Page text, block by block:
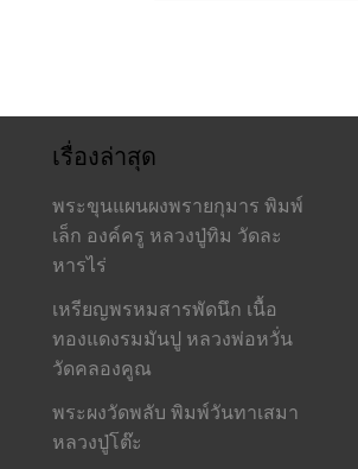
เรื่องล่าสุด
พระขุนแผนผงพรายกุมาร พิมพ์
เล็ก องค์ครู หลวงปู่ทิม วัดละ
หารไร่
เหรียญพรหมสารพัดนึก เนื้อ
ทองแดงรมมันปู หลวงพ่อหวั่น
วัดคลองคูณ
พระผงวัดพลับ พิมพ์วันทาเสมา
หลวงปู่โต๊ะ